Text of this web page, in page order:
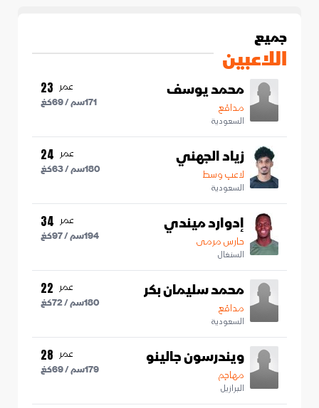
جميع
اللاعبين
محمد يوسف
مدافع
السعودية
عمر 23
171سم /69كغ
زياد الجهني
لاعب وسط
السعودية
عمر 24
180سم /63كغ
إدوارد ميندي
حارس مرمى
السنغال
عمر 34
194سم /97كغ
محمد سليمان بكر
مدافع
السعودية
عمر 22
180سم /72كغ
ويندرسون جالينو
مهاجم
البرازيل
عمر 28
179سم /69كغ